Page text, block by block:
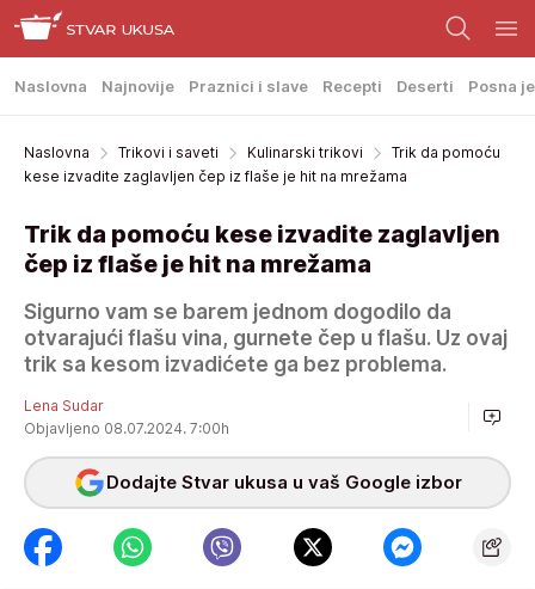
Naslovna Najnovije Praznici i slave Recepti Deserti Posna
Naslovna Trikovi i saveti Kulinarski trikovi
Trik da pomoću
kese izvadite zaglavljen čep iz flaše je hit na mrežama
Trik da pomoću kese izvadite zaglavljen
čep iz flaše je hit na mrežama
Sigurno vam se barem jednom dogodilo da
otvarajući flašu vina, gurnete čep u flašu. Uz ovaj
trik sa kesom izvadićete ga bez problema.
Lena Sudar
Objavljeno 08.07.2024. 7:00h
Dodajte Stvar ukusa u vaš Google izbor